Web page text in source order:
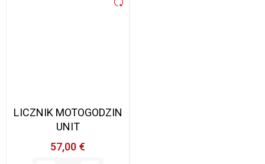
LICZNIK MOTOGODZIN
UNIT
57,00 €